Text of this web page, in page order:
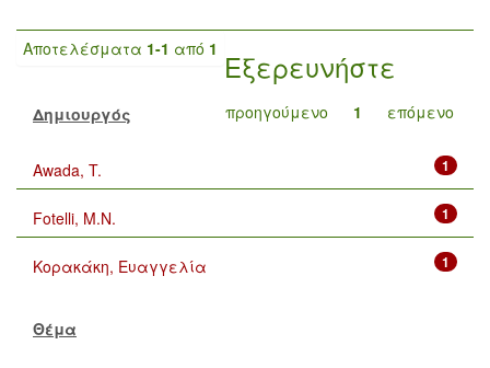
Αποτελέσματα 1-1 από 1
προηγούμενο 1 επόμενο
Εξερευνήστε
Δημιουργός
1
Awada, T.
1
Fotelli, M.N.
1
Κορακάκη, Ευαγγελία
Θέμα